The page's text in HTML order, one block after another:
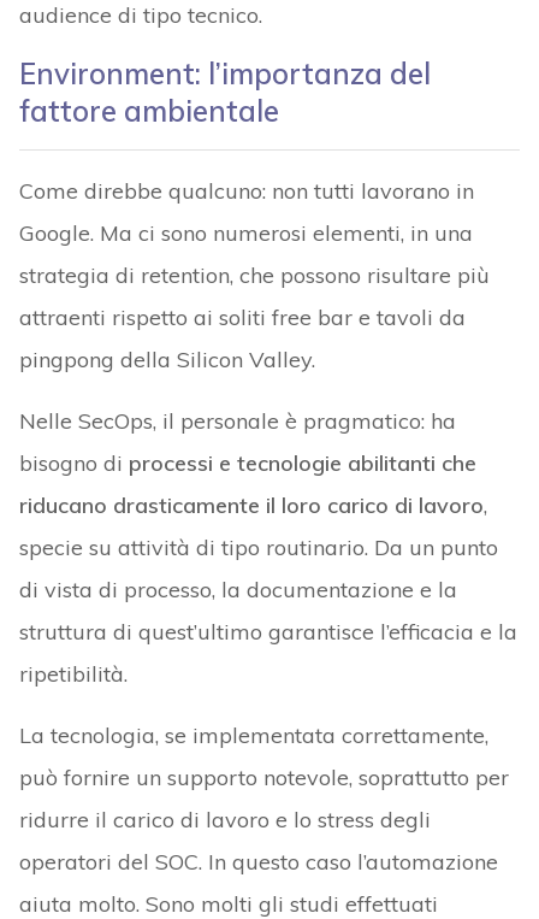
audience di tipo tecnico.
Environment: l’importanza del
fattore ambientale
Come direbbe qualcuno: non tutti lavorano in
Google. Ma ci sono numerosi elementi, in una
strategia di retention, che possono risultare più
attraenti rispetto ai soliti free bar e tavoli da
pingpong della Silicon Valley.
Nelle SecOps, il personale è pragmatico: ha
bisogno di processi e tecnologie abilitanti che
riducano drasticamente il loro carico di lavoro,
specie su attività di tipo routinario. Da un punto
di vista di processo, la documentazione e la
struttura di quest’ultimo garantisce l’efficacia e la
ripetibilità.
La tecnologia, se implementata correttamente,
può fornire un supporto notevole, soprattutto per
ridurre il carico di lavoro e lo stress degli
operatori del SOC. In questo caso l’automazione
aiuta molto. Sono molti gli studi effettuati